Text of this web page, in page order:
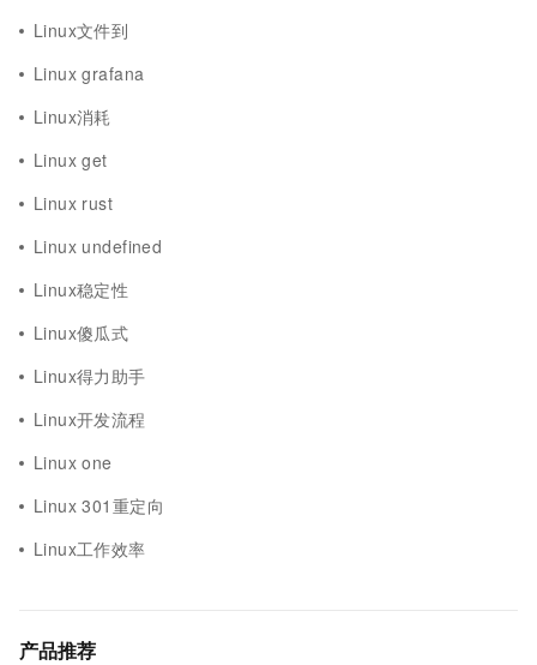
Linux文件到
Linux grafana
Linux消耗
Linux get
Linux rust
Linux undefined
Linux稳定性
Linux傻瓜式
Linux得力助手
Linux开发流程
Linux one
Linux 301重定向
Linux工作效率
产品推荐